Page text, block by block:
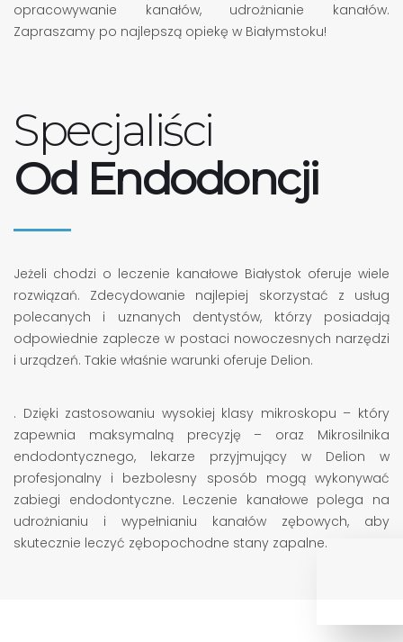
opracowywanie kanałów, udrożnianie kanałów.
Zapraszamy po najlepszą opiekę w Białymstoku!
Specjaliści
Od Endodoncji
Jeżeli chodzi o leczenie kanałowe Białystok oferuje wiele
rozwiązań. Zdecydowanie najlepiej skorzystać z usług
polecanych i uznanych dentystów, którzy posiadają
odpowiednie zaplecze w postaci nowoczesnych narzędzi
i urządzeń. Takie właśnie warunki oferuje Delion.
. Dzięki zastosowaniu wysokiej klasy mikroskopu – który
zapewnia maksymalną precyzję – oraz Mikrosilnika
endodontycznego, lekarze przyjmujący w Delion w
profesjonalny i bezbolesny sposób mogą wykonywać
zabiegi endodontyczne. Leczenie kanałowe polega na
udrożnianiu i wypełnianiu kanałów zębowych, aby
skutecznie leczyć zębopochodne stany zapalne.